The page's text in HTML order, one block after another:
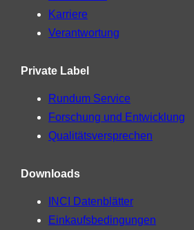
Karriere
Verantwortung
Private Label
Rundum Service
Forschung und Entwicklung
Qualitätsversprechen
Downloads
INCI Datenblätter
Einkaufsbedingungen